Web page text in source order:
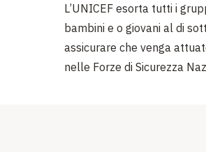
L’UNICEF esorta tutti i
bambini e o giovani al di
assicurare che venga
nelle Forze di Sicurezza